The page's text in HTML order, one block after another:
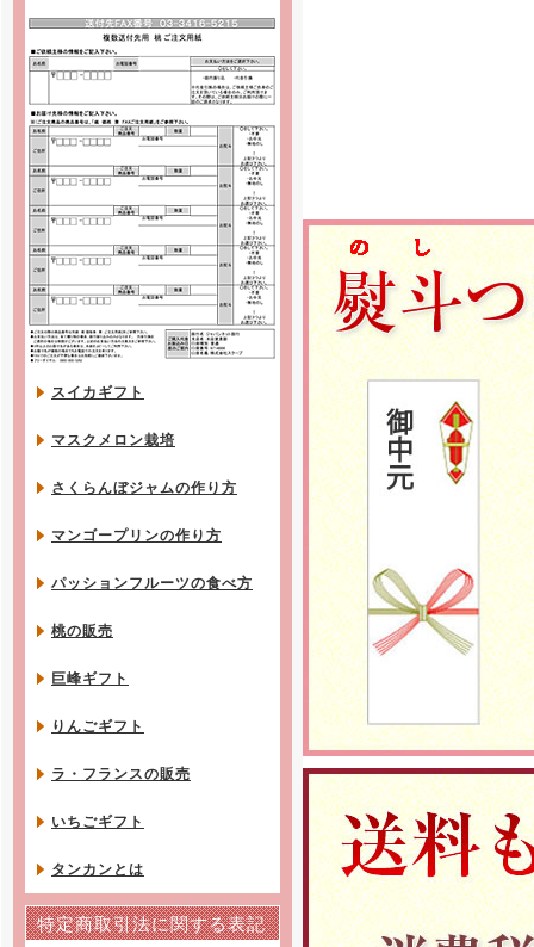
スイカギフト
マスクメロン栽培
さくらんぼジャムの作り方
マンゴープリンの作り方
パッションフルーツの食べ方
桃の販売
巨峰ギフト
りんごギフト
ラ・フランスの販売
いちごギフト
タンカンとは
特定商取引法に関する表記